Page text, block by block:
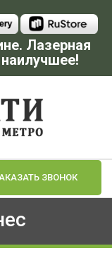
Лазерная
ЗВОНОК